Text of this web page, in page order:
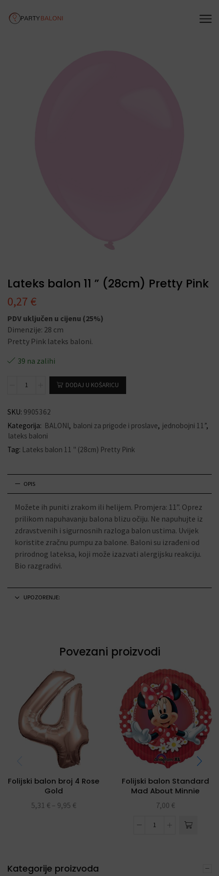
Lateks balon 11 ” (28cm) Pretty Pink
0,27 €
PDV uključen u cijenu (25%)
Dimenzije: 28 cm
Pretty Pink lateks baloni.
39 na zalihi
DODAJ U KOŠARICU
SKU: 9905362
Kategorija: BALONI, baloni za prigode i proslave, jednobojni 11”,
lateks baloni
Tag: Lateks balon 11 " (28cm) Pretty Pink
OPIS
Možete ih puniti zrakom ili helijem. Promjera: 11”. Oprez
prilikom napuhavanju balona blizu očiju. Ne napuhujte iz
zdravstvenih i sigurnosnih razloga balon ustima. Uvijek
koristite zračnu pumpu za balone. Baloni su izrađeni od
prirodnog lateksa, koji može izazvati alergijsku reakciju.
Bio razgradivi.
UPOZORENJE:
Povezani proizvodi
Folijski balon broj 4 Rose
Gold
5,31 € – 9,95 €
Folijski balon Standard
Mad About Minnie
7,00 €
Kategorije proizvoda